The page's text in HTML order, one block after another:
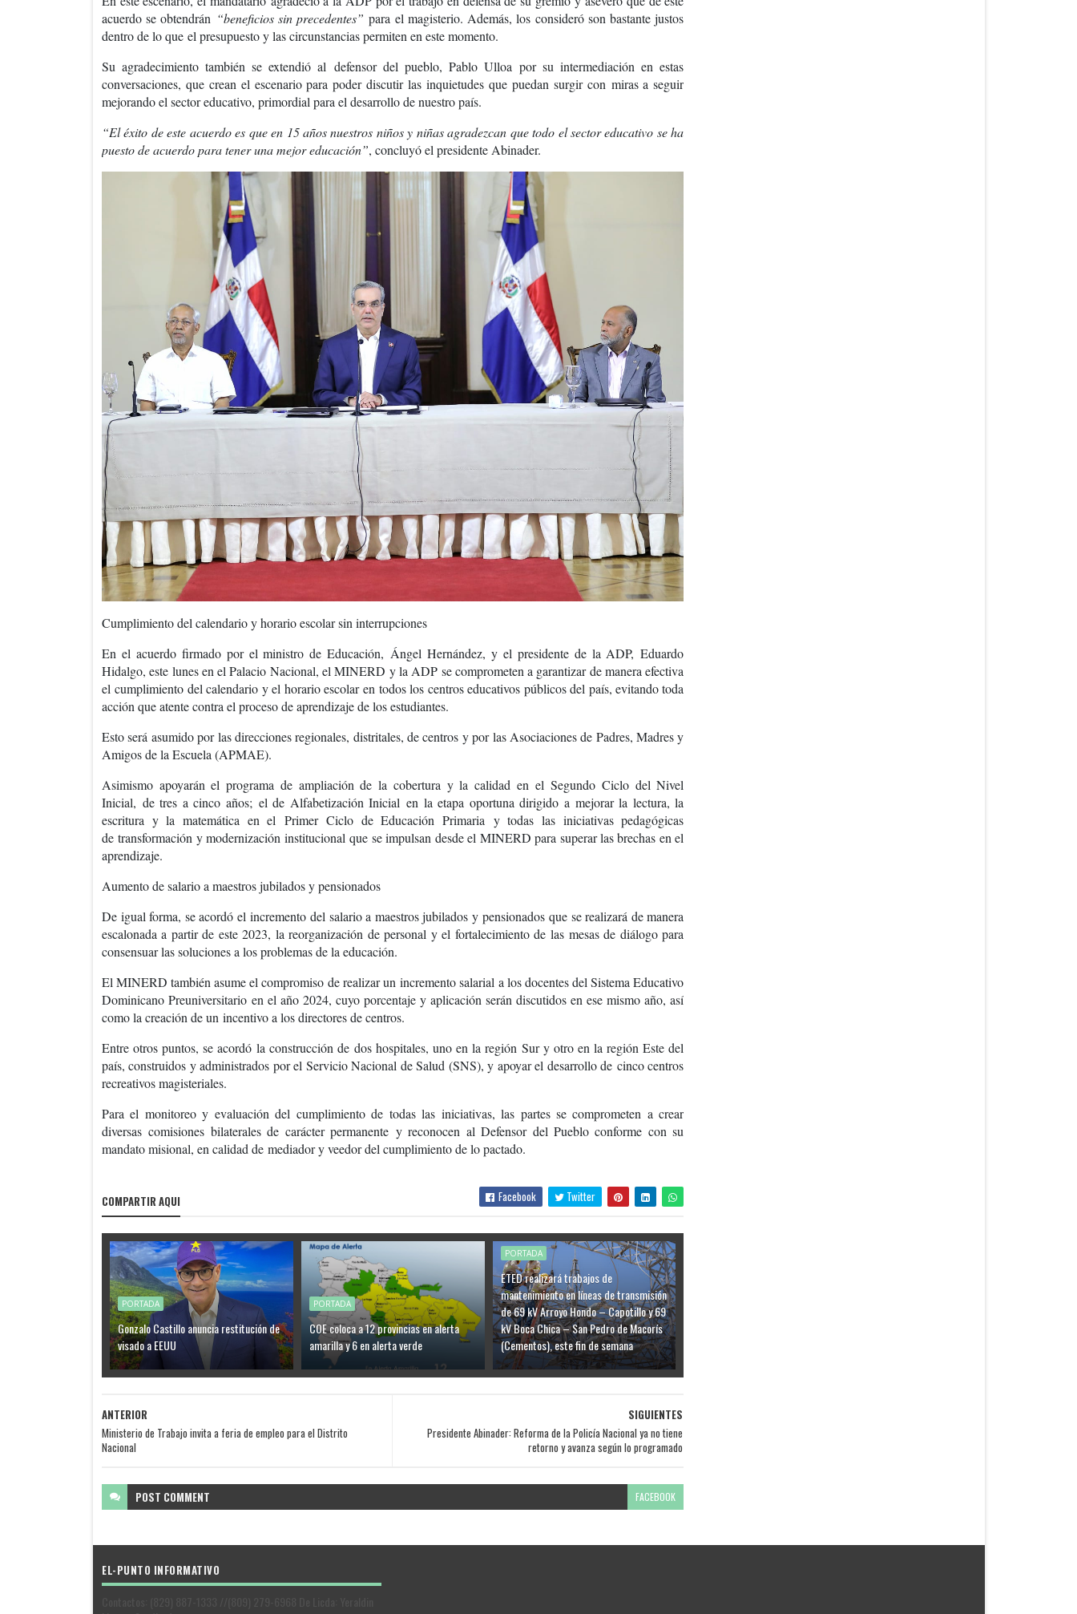
acuerdo se obtendrán “beneficios sin precedentes” para el magisterio. Además, los consideró son bastante justos
dentro de lo que el presupuesto y las circunstancias permiten en este momento.
Su agradecimiento también se extendió al defensor del pueblo, Pablo Ulloa por su intermediación en estas
conversaciones, que crean el escenario para poder discutir las inquietudes que puedan surgir con miras a seguir
mejorando el sector educativo, primordial para el desarrollo de nuestro país.
“El éxito de este acuerdo es que en 15 años nuestros niños y niñas agradezcan que todo el sector educativo se ha
puesto de acuerdo para tener una mejor educación”, concluyó el presidente Abinader.
Cumplimiento del calendario y horario escolar sin interrupciones
En el acuerdo firmado por el ministro de Educación, Ángel Hernández, y el presidente de la ADP,Eduardo
Hidalgo, este lunes en el Palacio Nacional, el MINERD y la ADP se comprometen a garantizar de manera efectiva
elcumplimiento del calendario y el horario escolaren todos los centros educativos públicos del país, evitando toda
acción que atente contra el proceso de aprendizaje de los estudiantes.
Esto será asumido por las direcciones regionales, distritales, de centros y por las Asociaciones de Padres, Madres y
Amigos de la Escuela (APMAE).
Asimismo apoyarán el programa de ampliación de la cobertura y la calidad en el Segundo Ciclo del Nivel
Inicial, de tres a cinco años; el de Alfabetización Inicial en la etapa oportuna dirigido a mejorar la lectura, la
escritura y la matemática en elPrimer Ciclo de Educación Primaria y todas las iniciativas pedagógicas
detransformación y modernización institucional que se impulsan desde el MINERD para superar las brechas en el
aprendizaje.
Aumento de salario a maestros jubilados y pensionados
De igual forma, se acordó elincremento del salario a maestros jubilados y pensionadosque se realizará de manera
escalonada a partir de este 2023, la reorganización de personal y el fortalecimiento de las mesas de diálogo para
consensuar las soluciones a los problemas de la educación.
El MINERD también asume el compromiso de realizar un incremento salarial a los docentes del Sistema Educativo
Dominicano Preuniversitarioen el año 2024, cuyo porcentaje y aplicación serán discutidos en ese mismo año, así
como la creación de un incentivo a los directores de centros.
Entre otros puntos, se acordó la construcción de dos hospitales, uno en la región Sur y otro en la región Este del
país, construidos y administrados por el Servicio Nacional de Salud (SNS), y apoyar el desarrollo de cinco centros
recreativos magisteriales.
Para el monitoreo y evaluación del cumplimiento de todas las iniciativas, las partes se comprometen a crear
diversascomisiones bilaterales de carácter permanente y reconocen al Defensor del Pueblo conforme con su
mandato misional, en calidad de mediador y veedor del cumplimiento de lo pactado.
COMPARTIR AQUI Facebook Twitter
PORTADA
Gonzalo Castillo anuncia restitución de
visado a EEUU
PORTADA
COE coloca a 12 provincias en alerta
amarilla y 6 en alerta verde
PORTADA
ETED realizará trabajos de
mantenimiento en líneas de transmisión
de 69 kV Arroyo Hondo – Capotillo y 69
kV Boca Chica – San Pedro de Macorís
(Cementos), este fin de semana
SIGUIENTES
Presidente Abinader: Reforma de la Policía Nacional ya no tiene
retorno y avanza según lo programado
ANTERIOR
Ministerio de Trabajo invita a feria de empleo para el Distrito
Nacional
POST COMMENT FACEBOOK
EL-PUNTO INFORMATIVO